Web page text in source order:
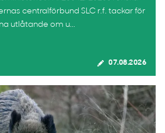
centralförbund SLC r.f. tackar för
utlåtande om u...
07.08.2026